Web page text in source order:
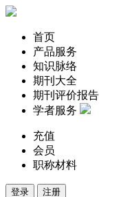
首页
产品服务
知识脉络
期刊大全
期刊评价报告
学者服务
充值
会员
职称材料
登录 注册